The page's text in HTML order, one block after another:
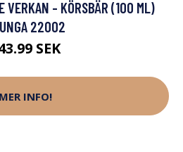
VERKAN - KÖRSBÄR (100 ML)
22002
SEK
MER INFO!